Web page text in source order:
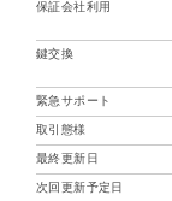
保証会社利用
鍵交換
緊急サポート
取引態様
最終更新日
次回更新予定日